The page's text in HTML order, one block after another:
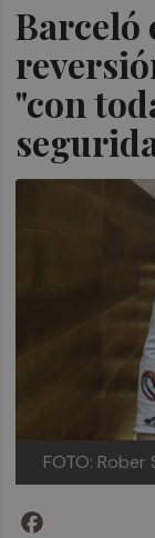
Barceló
"con
FOTO: